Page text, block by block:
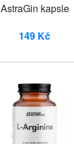
AstraGin kapsle
149 Kč